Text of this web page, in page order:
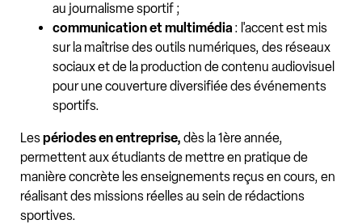
au journalisme sportif ;
communication et multimédia : l'accent est mis
sur la maîtrise des outils numériques, des réseaux
sociaux et de la production de contenu audiovisuel
pour une couverture diversifiée des événements
sportifs.
Lespériodes en entreprise, dès la 1ère année,
permettent aux étudiants de mettre en pratique de
manière concrète les enseignements reçus en cours, en
réalisant des missions réelles au sein de rédactions
sportives.